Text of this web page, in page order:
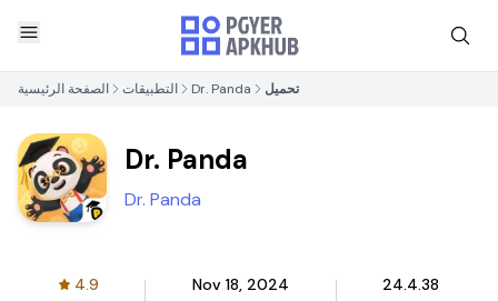
الصفحة الرئيسية التطبيقات Dr. Panda تحميل
Dr. Panda
Dr. Panda
4.9 Nov 18, 2024 24.4.38